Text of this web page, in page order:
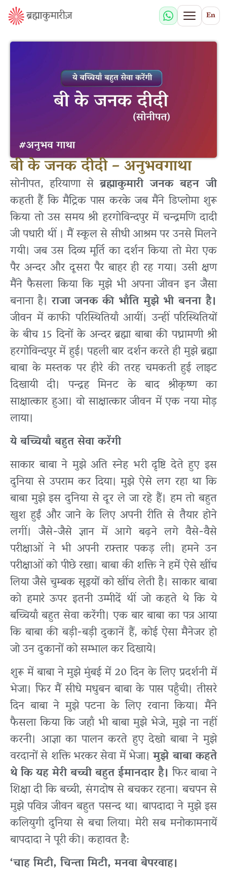
En
बी के जनक दीदी – अनुभवगाथा
सोनीपत, हरियाणा सेब्रह्माकुमारी जनक बहन जी
कहती हैं कि मैट्रिक पास करके जब मैंने डिप्लोमा शुरू
किया तो उस समय श्री हरगोविन्दपुर में चन्द्रमणि दादी
जी पधारी थीं । मैं स्कूल से सीधी आश्रम पर उनसे मिलने
गयी। जब उस दिव्य मूर्ति का दर्शन किया तो मेरा एक
पैर अन्दर और दूसरा पैर बाहर ही रह गया। उसी क्षण
मैंने फैसला किया कि मुझे भी अपना जीवन इन जैसा
बनाना है।राजा जनक की भाँति मुझे भी बनना है।
जीवन में काफी परिस्थितियाँ आयीं। उन्हीं परिस्थितियों
के बीच 15 दिनों के अन्दर ब्रह्मा बाबा की पध्रामणी श्री
हरगोविन्दपुर में हुई। पहली बार दर्शन करते ही मुझे ब्रह्मा
बाबा के मस्तक पर हीरे की तरह चमकती हुई लाइट
दिखायी दी। पन्द्रह मिनट के बाद श्रीकृष्ण का
साक्षात्कार हुआ। वो साक्षात्कार जीवन में एक नया मोड़
लाया।
ये बच्चियाँ बहुत सेवा करेंगी
साकार बाबा ने मुझे अति स्नेह भरी दृष्टि देते हुए इस
दुनिया से उपराम कर दिया। मुझे ऐसे लग रहा था कि
बाबा मुझे इस दुनिया से दूर ले जा रहे हैं। हम तो बहुत
खुश हुईं और जाने के लिए अपनी रीति से तैयार होने
लगीं। जैसे-जैसे ज्ञान में आगे बढ़ने लगे वैसे-वैसे
परीक्षाओं ने भी अपनी रफ़्तार पकड़ ली। हमने उन
परीक्षाओं को पीछे रखा। बाबा की शक्ति ने हमें ऐसे खींच
लिया जैसे चुम्बक सूइयों को खींच लेती है। साकार बाबा
को हमारे ऊपर इतनी उम्मीदें थीं जो कहते थे कि ये
बच्चियाँ बहुत सेवा करेंगी। एक बार बाबा का पत्र आया
कि बाबा की बड़ी-बड़ी दुकानें हैं, कोई ऐसा मैनेजर हो
जो उन दुकानों को सम्भाल कर दिखाये।
शुरू में बाबा ने मुझे मुंबई में 20 दिन के लिए प्रदर्शनी में
भेजा। फिर मैं सीधे मधुबन बाबा के पास पहुँची। तीसरे
दिन बाबा ने मुझे पटना के लिए रवाना किया। मैंने
फैसला किया कि जहाँ भी बाबा मुझे भेजे, मुझे ना नहीं
करनी। आज्ञा का पालन करते हुए देखो बाबा ने मुझे
वरदानों से शक्ति भरकर सेवा में भेजा।मुझे बाबा कहते
थे कि यह मेरी बच्ची बहुत ईमानदार है। फिर बाबा ने
शिक्षा दी कि बच्ची, संगदोष से बचकर रहना। बचपन से
मुझे पवित्र जीवन बहुत पसन्द था। बापदादा ने मुझे इस
कलियुगी दुनिया से बचा लिया। मेरी सब मनोकामनायें
बापदादा ने पूरी की। कहावत है:
‘चाह मिटी, चिन्ता मिटी, मनवा बेपरवाह।